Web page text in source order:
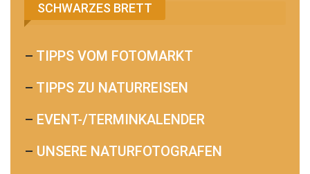
SCHWARZES BRETT
– TIPPS VOM FOTOMARKT
– TIPPS ZU NATURREISEN
– EVENT-/TERMINKALENDER
– UNSERE NATURFOTOGRAFEN